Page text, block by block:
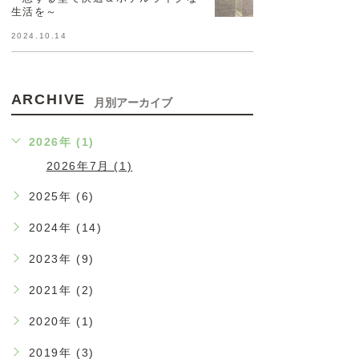
生活を～
2024.10.14
ARCHIVE 月別アーカイブ
2026年 (1)
2026年7月 (1)
2025年 (6)
2024年 (14)
2023年 (9)
2021年 (2)
2020年 (1)
2019年 (3)